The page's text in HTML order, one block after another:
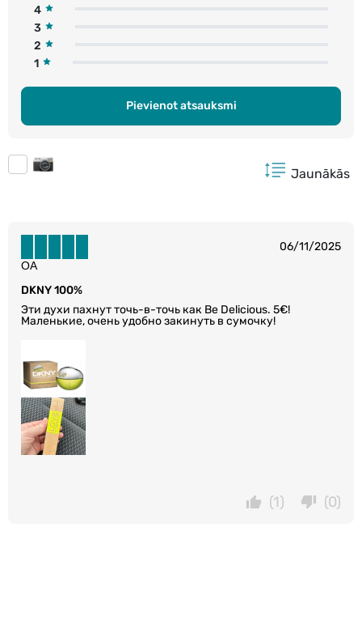
4
3
2
1
Pievienot atsauksmi
Jaunākās
06/11/2025
DKNY 100%
Эти духи пахнут точь-в-точь как Be Delicious. 5€!
Маленькие, очень удобно закинуть в сумочку!
ОА
(0)
(1)